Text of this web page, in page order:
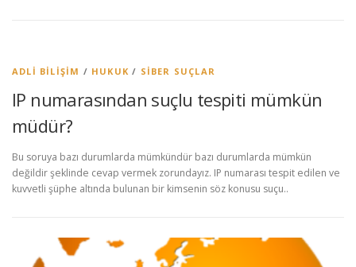
ADLI BILIŞIM / HUKUK / SIBER SUÇLAR
IP numarasından suçlu tespiti mümkün
müdür?
Bu soruya bazı durumlarda mümkündür bazı durumlarda mümkün
değildir şeklinde cevap vermek zorundayız. IP numarası tespit edilen ve
kuvvetli şüphe altında bulunan bir kimsenin söz konusu suçu..